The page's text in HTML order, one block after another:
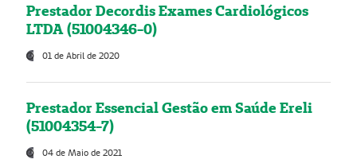
Prestador Decordis Exames Cardiológicos
LTDA (51004346-0)
01 de Abril de 2020
Prestador Essencial Gestão em Saúde Ereli
(51004354-7)
04 de Maio de 2021